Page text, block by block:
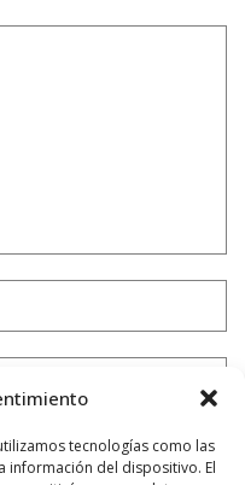
tecnologías como las
información del dispositivo. El